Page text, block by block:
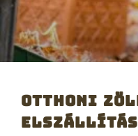
Otthoni
elszállítás